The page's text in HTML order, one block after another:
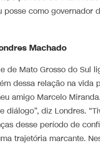
posse como governador
Machado
de Mato Grosso do Sul
dessa relação na
amigo Marcelo
diálogo”, diz Londres.
desse período de
trajetória marcante.